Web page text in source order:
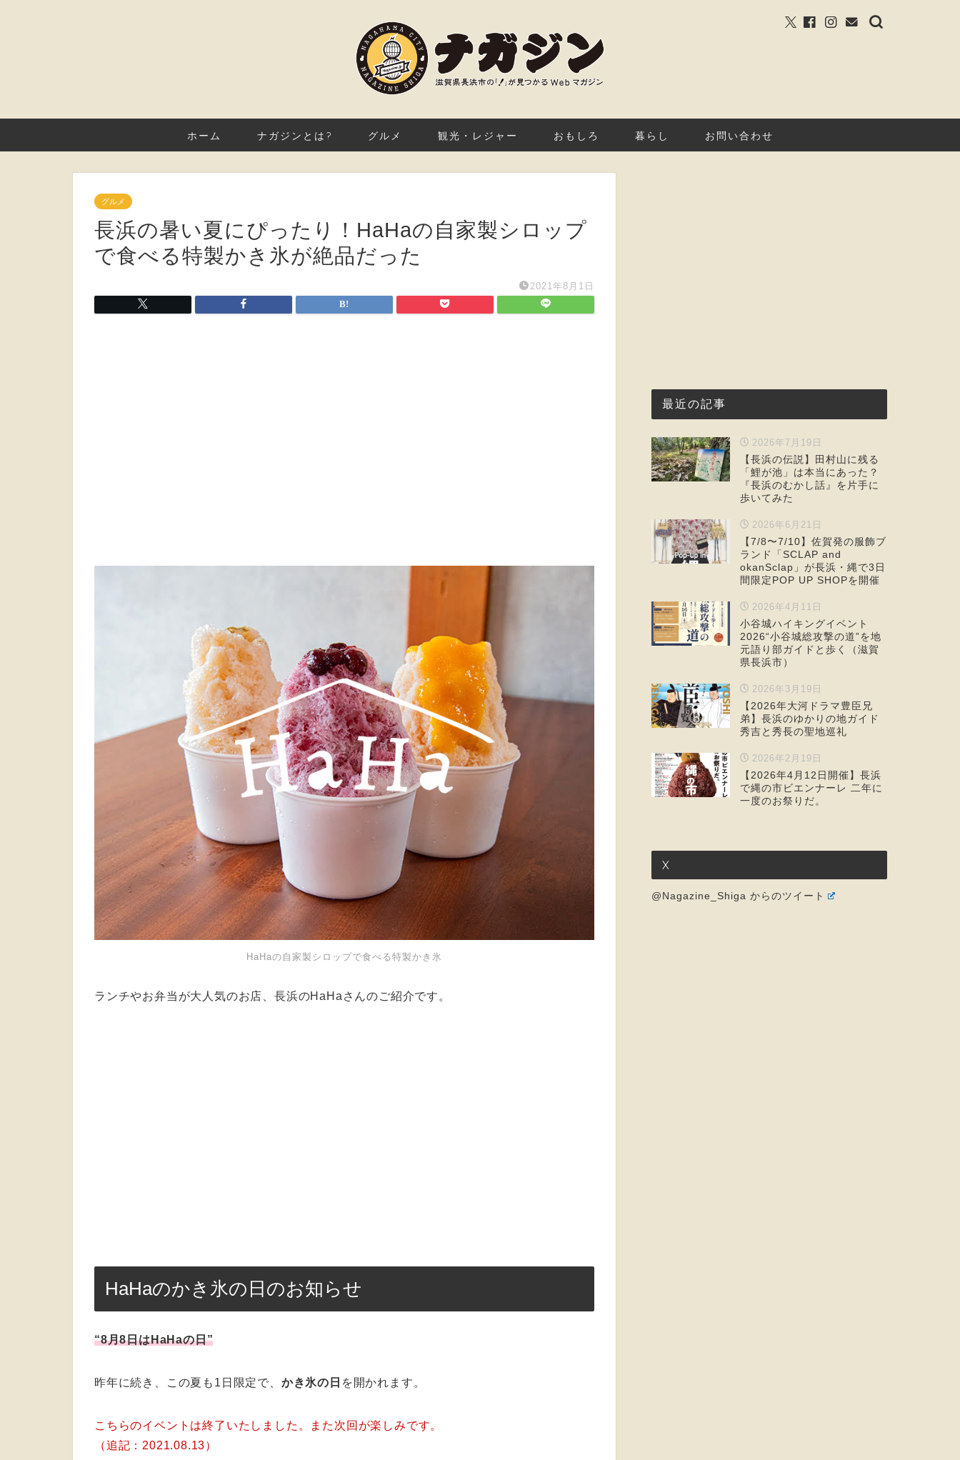
ホーム ナガジンとは? グルメ 観光・レジャー おもしろ 暮らし お問い合わせ
グルメ
長浜の暑い夏にぴったり！HaHaの自家製シロップ
で食べる特製かき氷が絶品だった
2021年8月1日
HaHaの自家製シロップで食べる特製かき氷
ランチやお弁当が大人気のお店、長浜のHaHaさんのご紹介です。
HaHaのかき氷の日のお知らせ
“8月8日はHaHaの日”
昨年に続き、この夏も1日限定で、 かき氷の日 を開かれます。
こちらのイベントは終了いたしました。また次回が楽しみです。
（追記：2021.08.13）
最近の記事
2026年7月19日
【長浜の伝説】田村山に残る
「鯉が池」は本当にあった？
『長浜のむかし話』を片手に
歩いてみた
2026年6月21日
【7/8〜7/10】佐賀発の服飾ブ
ランド「SCLAP and
okanSclap」が長浜・縄で3日
間限定POP UP SHOPを開催
2026年4月11日
小谷城ハイキングイベント
2026“小谷城総攻撃の道”を地
元語り部ガイドと歩く（滋賀
県長浜市）
2026年3月19日
【2026年大河ドラマ豊臣兄
弟】長浜のゆかりの地ガイド
秀吉と秀長の聖地巡礼
2026年2月19日
【2026年4月12日開催】長浜
で縄の市ビエンナーレ 二年に
一度のお祭りだ。
X
@Nagazine_Shiga からのツイート